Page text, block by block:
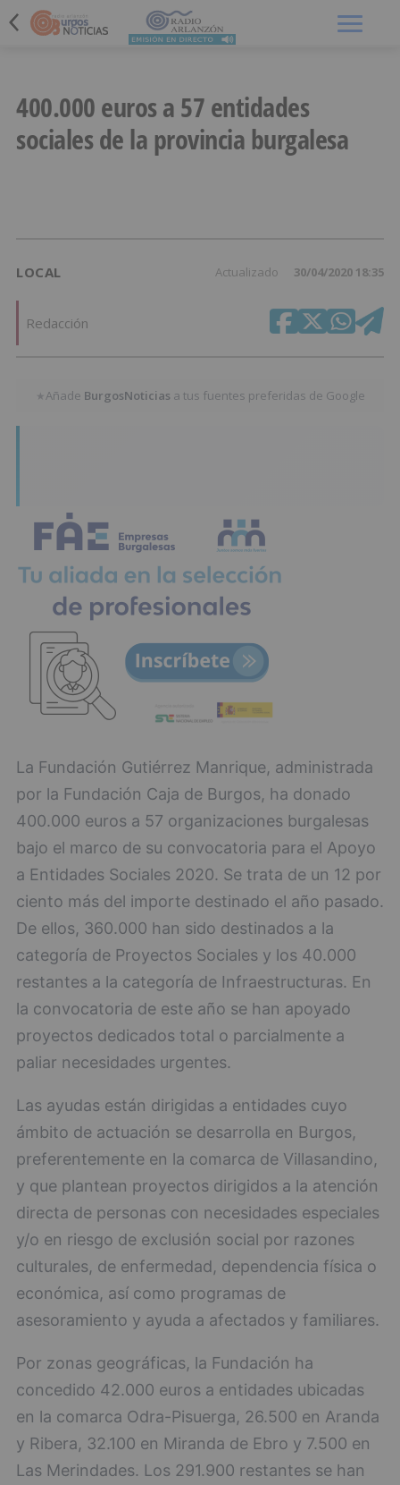
400.000 euros a 57 entidades
sociales de la provincia burgalesa
LOCAL Actualizado 30/04/2020 18:35
Redacción
★Añade BurgosNoticias a tus fuentes preferidas de Google
La Fundación Gutiérrez Manrique, administrada
por la Fundación Caja de Burgos, ha donado
400.000 euros a 57 organizaciones burgalesas
bajo el marco de su convocatoria para el Apoyo
a Entidades Sociales 2020. Se trata de un 12 por
ciento más del importe destinado el año pasado.
De ellos, 360.000 han sido destinados a la
categoría de Proyectos Sociales y los 40.000
restantes a la categoría de Infraestructuras. En
la convocatoria de este año se han apoyado
proyectos dedicados total o parcialmente a
paliar necesidades urgentes.
Las ayudas están dirigidas a entidades cuyo
ámbito de actuación se desarrolla en Burgos,
preferentemente en la comarca de Villasandino,
y que plantean proyectos dirigidos a la atención
directa de personas con necesidades especiales
y/o en riesgo de exclusión social por razones
culturales, de enfermedad, dependencia física o
económica, así como programas de
asesoramiento y ayuda a afectados y familiares.
Por zonas geográficas, la Fundación ha
concedido 42.000 euros a entidades ubicadas
en la comarca Odra-Pisuerga, 26.500 en Aranda
y Ribera, 32.100 en Miranda de Ebro y 7.500 en
Las Merindades. Los 291.900 restantes se han